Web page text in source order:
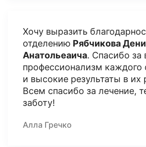
Хочу выразить
отделению Рябчикова
Анатольеаича. Спасибо за
профессионализм каждого
и высокие результаты в их
Всем спасибо за лечение,
заботу!
Алла Гречко